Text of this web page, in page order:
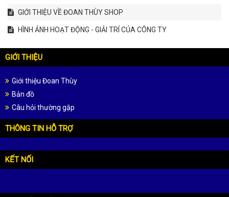
GIỚI THIỆU VỀ ĐOAN THÙY SHOP
HÌNH ẢNH HOẠT ĐỘNG - GIẢI TRÍ CỦA CÔNG TY
GIỚI THIỆU
Giới thiệu Đoan Thùy
Bản đồ
Câu hỏi thường gặp
THÔNG TIN HỖ TRỢ
KẾT NỐI